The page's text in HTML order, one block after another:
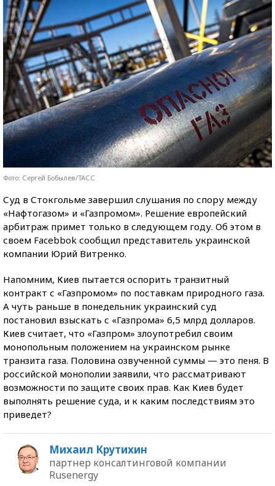
Фото: Сергей Бобылев/ТАСС
Суд в Стокгольме завершил слушания по спору между
«Нафтогазом» и «Газпромом». Решение европейский
арбитраж примет только в следующем году. Об этом в
своем Facebbok сообщил представитель украинской
компании Юрий Витренко.
Напомним, Киев пытается оспорить транзитный
контракт с «Газпромом» по поставкам природного газа.
А чуть раньше в понедельник украинский суд
постановил взыскать с «Газпрома» 6,5 млрд долларов.
Киев считает, что «Газпром» злоупотребил своим
монопольным положением на украинском рынке
транзита газа. Половина озвученной суммы — это пеня. В
российской монополии заявили, что рассматривают
возможности по защите своих прав. Как Киев будет
выполнять решение суда, и к каким последствиям это
приведет?
Михаил Крутихин
партнер консалтинговой компании
Rusenergy